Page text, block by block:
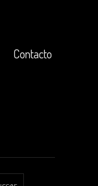
Contacto